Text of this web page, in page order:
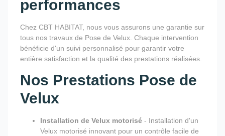
performances
Chez CBT HABITAT, nous vous assurons une garantie sur
tous nos travaux de Pose de Velux. Chaque intervention
bénéficie d'un suivi personnalisé pour garantir votre
entière satisfaction et la qualité des prestations réalisées.
Nos Prestations Pose de
Velux
Installation de Velux motorisé - Installation d'un
Velux motorisé innovant pour un contrôle facile de